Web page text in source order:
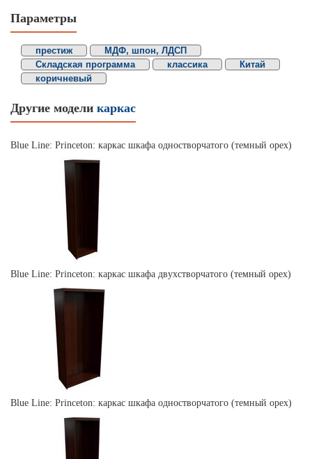
Параметры
престиж
МДФ, шпон, ЛДСП
Складская программа
классика
Китай
коричневый
Другие модели каркас
Blue Line: Princeton: каркас шкафа одностворчатого (темный орех)
Blue Line: Princeton: каркас шкафа двухстворчатого (темный орех)
Blue Line: Princeton: каркас шкафа одностворчатого (темный орех)